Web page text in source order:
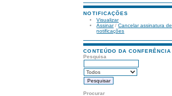
NOTIFICAÇÕES
Visualizar
Assinar/Cancelar assinatura de
notificações
CONTEÚDO DA CONFERÊNCIA
Pesquisa
Procurar